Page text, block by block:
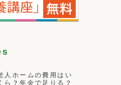
人ホームの費用はい
ら？年金で足りる？